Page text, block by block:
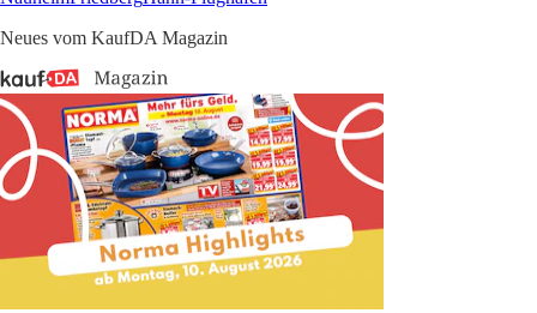
Neues vom KaufDA Magazin